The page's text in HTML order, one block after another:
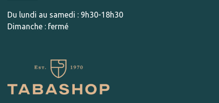
Du lundi au samedi : 9h30-18h30
Dimanche : fermé